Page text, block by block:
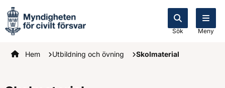
Sök Meny
Startsidan
Hem Utbildning och övning Skolmaterial